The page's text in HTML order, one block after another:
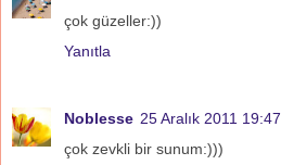
çok güzeller:))
Yanıtla
Noblesse 25 Aralık 2011 19:47
çok zevkli bir sunum:)))